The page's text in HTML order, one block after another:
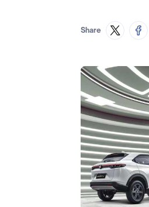
Share